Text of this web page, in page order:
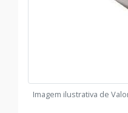
Imagem ilustrativa de